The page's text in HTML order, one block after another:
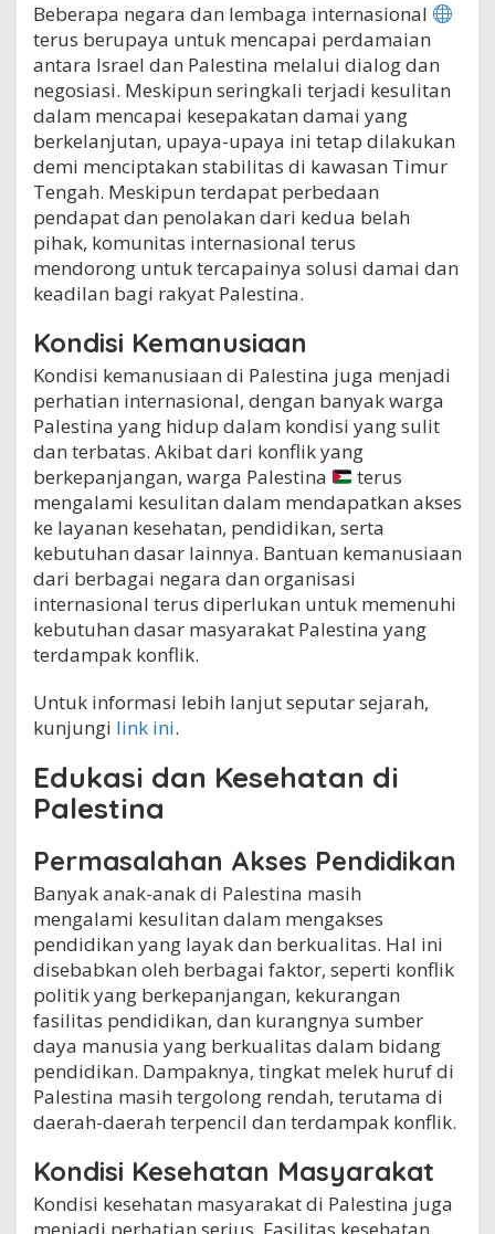
Beberapa negara dan lembaga internasional
terus berupaya untuk mencapai perdamaian
antara Israel dan Palestina melalui dialog dan
negosiasi. Meskipun seringkali terjadi kesulitan
dalam mencapai kesepakatan damai yang
berkelanjutan, upaya-upaya ini tetap dilakukan
demi menciptakan stabilitas di kawasan Timur
Tengah. Meskipun terdapat perbedaan
pendapat dan penolakan dari kedua belah
pihak, komunitas internasional terus
mendorong untuk tercapainya solusi damai dan
keadilan bagi rakyat Palestina.
Kondisi Kemanusiaan
Kondisi kemanusiaan di Palestina juga menjadi
perhatian internasional, dengan banyak warga
Palestina yang hidup dalam kondisi yang sulit
dan terbatas. Akibat dari konflik yang
berkepanjangan, warga Palestina
terus
mengalami kesulitan dalam mendapatkan akses
ke layanan kesehatan, pendidikan, serta
kebutuhan dasar lainnya. Bantuan kemanusiaan
dari berbagai negara dan organisasi
internasional terus diperlukan untuk memenuhi
kebutuhan dasar masyarakat Palestina yang
terdampak konflik.
Untuk informasi lebih lanjut seputar sejarah,
kunjungi link ini.
Edukasi dan Kesehatan di
Palestina
Permasalahan Akses Pendidikan
Banyak anak-anak di Palestina masih
mengalami kesulitan dalam mengakses
pendidikan yang layak dan berkualitas. Hal ini
disebabkan oleh berbagai faktor, seperti konflik
politik yang berkepanjangan, kekurangan
fasilitas pendidikan, dan kurangnya sumber
daya manusia yang berkualitas dalam bidang
pendidikan. Dampaknya, tingkat melek huruf di
Palestina masih tergolong rendah, terutama di
daerah-daerah terpencil dan terdampak konflik.
Kondisi Kesehatan Masyarakat
Kondisi kesehatan masyarakat di Palestina juga